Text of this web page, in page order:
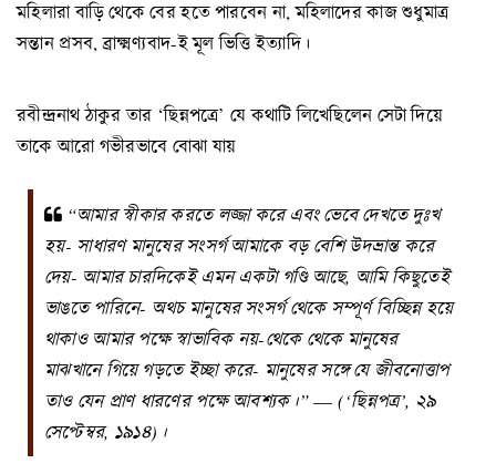
মহিলারা বাড়ি থেকে বের হতে পারবেন না, মহিলাদের কাজ শুধুমাত্র
সন্তান প্রসব, ব্রাক্ষ্মণ্যবাদ-ই মূল ভিত্তি ইত্যাদি।
রবীন্দ্রনাথ ঠাকুর তার ‘ছিন্নপত্রে’ যে কথাটি লিখেছিলেন সেটা দিয়ে
তাকে আরো গভীরভাবে বোঝা যায়
“আমার স্বীকার করতে লজ্জা করে এবং ভেবে দেখতে দুঃখ
হয়- সাধারণ মানুষের সংসর্গ আমাকে বড় বেশি উদভ্রান্ত করে
দেয়- আমার চারদিকেই এমন একটা গণ্ডি আছে, আমি কিছুতেই
ভাঙতে পারিনে- অথচ মানুষের সংসর্গ থেকে সম্পূর্ণ বিচ্ছিন্ন হয়ে
থাকাও আমার পক্ষে স্বাভাবিক নয়-থেকে থেকে মানুষের
মাঝখানে গিয়ে গড়তে ইচ্ছা করে- মানুষের সঙ্গে যে জীবনোত্তাপ
তাও যেন প্রাণ ধারণের পক্ষে আবশ্যক।”— (‘ছিন্নপত্র’, ২৯
সেপ্টেম্বর, ১৯১৪)।